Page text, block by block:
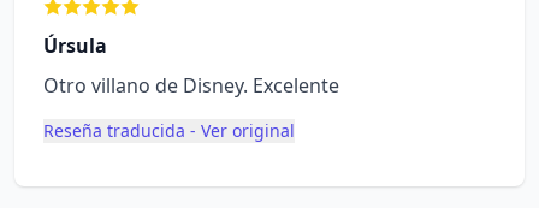
Úrsula
Otro villano de Disney. Excelente
Reseña traducida - Ver original